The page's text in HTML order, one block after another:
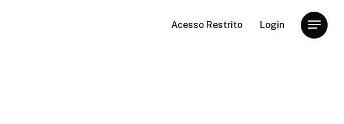
Acesso Restrito Login Menu